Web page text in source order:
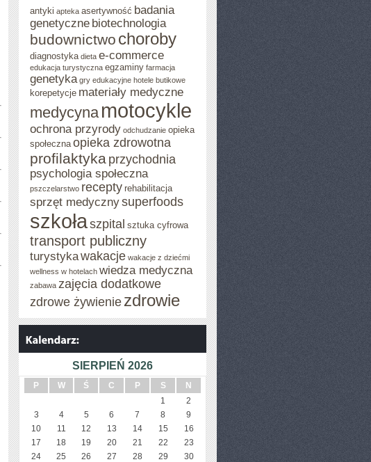
antyki apteka asertywność badania
genetyczne biotechnologia
budownictwo choroby
diagnostyka dieta e-commerce
edukacja turystyczna egzaminy farmacja
genetyka gry edukacyjne hotele butikowe
korepetycje materiały medyczne
medycyna motocykle
ochrona przyrody odchudzanie opieka
społeczna opieka zdrowotna
profilaktyka przychodnia
psychologia społeczna
pszczelarstwo recepty rehabilitacja
sprzęt medycznysuperfoods
szkołaszpital sztuka cyfrowa
transport publiczny
turystykawakacje wakacje z dziećmi
wellness w hotelach wiedza medyczna
zabawa zajęcia dodatkowe
zdrowe żywienie zdrowie
SIERPIEŃ 2026
P W Ś C P S
N
1
2
3
4 5 6 7 8
9
10
11 12 13 14 15
16
17
18 19 20 21 22
23
24
25 26 27 28 29
30